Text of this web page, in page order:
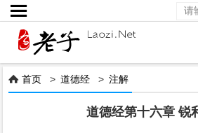

 首页 >道德经 >注解
道德经第十六章 锐